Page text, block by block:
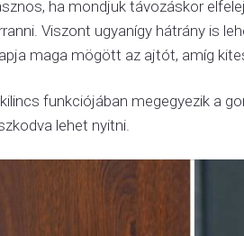
ha mondjuk távozáskor
Viszont ugyanígy hátrány is
maga mögött az ajtót, amíg
funkciójában megegyezik a
lehet nyitni.